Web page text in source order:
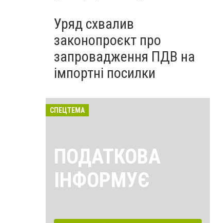
Уряд схвалив
законопроєкт про
запровадження ПДВ на
імпортні посилки
СПЕЦТЕМА
ПОДАТКОВА
ІНФОРМУЄ